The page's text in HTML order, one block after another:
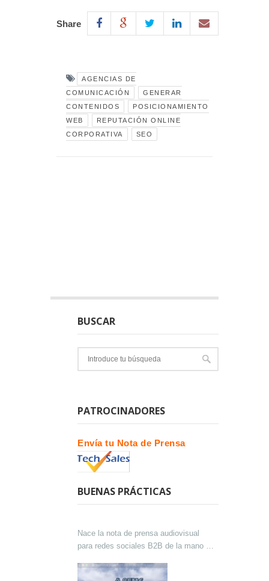
Share
AGENCIAS DE
COMUNICACIÓN
GENERAR
CONTENIDOS
POSICIONAMIENTO
WEB
REPUTACIÓN ONLINE
CORPORATIVA
SEO
BUSCAR
PATROCINADORES
Envía tu Nota de Prensa
BUENAS PRÁCTICAS
Nace la nota de prensa audiovisual
para redes sociales B2B de la mano de